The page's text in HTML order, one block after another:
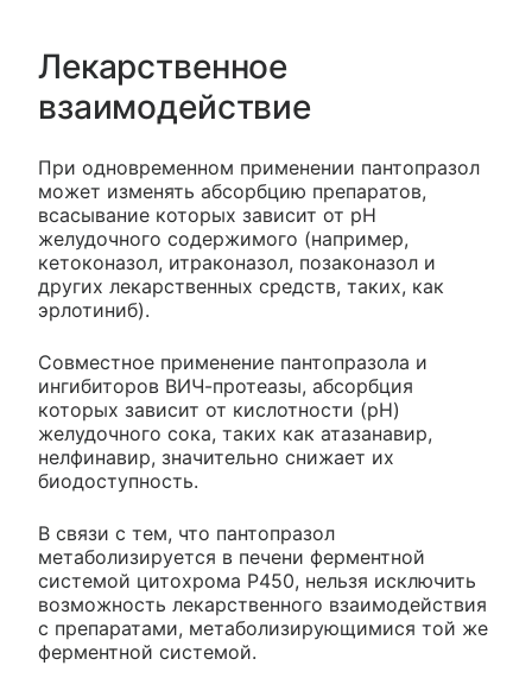
Лекарственное
взаимодействие
При одновременном применении пантопразол
может изменять абсорбцию препаратов,
всасывание которых зависит от pH
желудочного содержимого (например,
кетоконазол, итраконазол, позаконазол и
других лекарственных средств, таких, как
эрлотиниб).
Совместное применение пантопразола и
ингибиторов ВИЧ-протеазы, абсорбция
которых зависит от кислотности (pH)
желудочного сока, таких как атазанавир,
нелфинавир, значительно снижает их
биодоступность.
В связи с тем, что пантопразол
метаболизируется в печени ферментной
системой цитохрома P450, нельзя исключить
возможность лекарственного взаимодействия
с препаратами, метаболизирующимися той же
ферментной системой.